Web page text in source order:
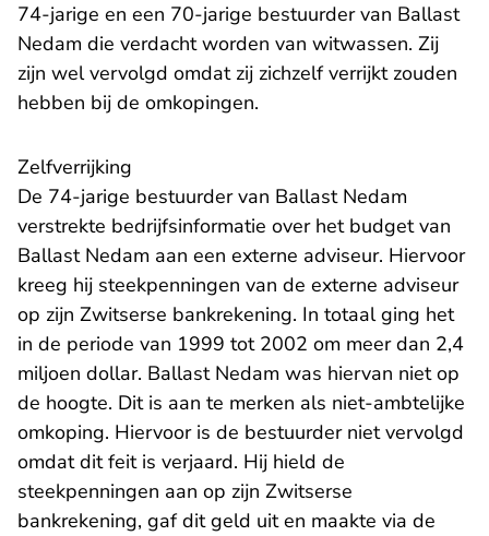
74-jarige en een 70-jarige bestuurder van Ballast
Nedam die verdacht worden van witwassen. Zij
zijn wel vervolgd omdat zij zichzelf verrijkt zouden
hebben bij de omkopingen.
Zelfverrijking
De 74-jarige bestuurder van Ballast Nedam
verstrekte bedrijfsinformatie over het budget van
Ballast Nedam aan een externe adviseur. Hiervoor
kreeg hij steekpenningen van de externe adviseur
op zijn Zwitserse bankrekening. In totaal ging het
in de periode van 1999 tot 2002 om meer dan 2,4
miljoen dollar. Ballast Nedam was hiervan niet op
de hoogte. Dit is aan te merken als niet-ambtelijke
omkoping. Hiervoor is de bestuurder niet vervolgd
omdat dit feit is verjaard. Hij hield de
steekpenningen aan op zijn Zwitserse
bankrekening, gaf dit geld uit en maakte via de